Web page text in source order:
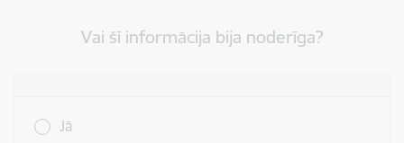
Vai šī informācija bija noderīga?
Jā